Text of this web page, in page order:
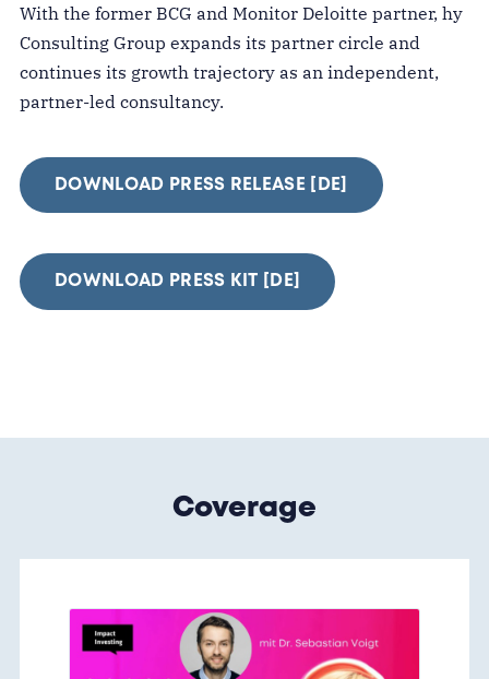
With the former BCG and Monitor Deloitte partner, hy
Consulting Group expands its partner circle and
continues its growth trajectory as an independent,
partner-led consultancy.
DOWNLOAD PRESS RELEASE [DE]
DOWNLOAD PRESS KIT [DE]
Coverage